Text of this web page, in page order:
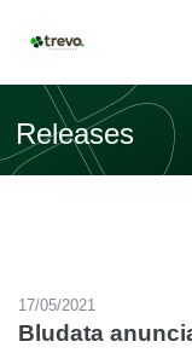
Releases
17/05/2021
Bludata